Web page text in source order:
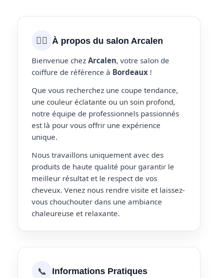
💇‍♀️ À propos du salon Arcalen
Bienvenue chez Arcalen, votre salon de
coiffure de référence à Bordeaux !
Que vous recherchez une coupe tendance,
une couleur éclatante ou un soin profond,
notre équipe de professionnels passionnés
est là pour vous offrir une expérience
unique.
Nous travaillons uniquement avec des
produits de haute qualité pour garantir le
meilleur résultat et le respect de vos
cheveux. Venez nous rendre visite et laissez-
vous chouchouter dans une ambiance
chaleureuse et relaxante.
📞 Informations Pratiques